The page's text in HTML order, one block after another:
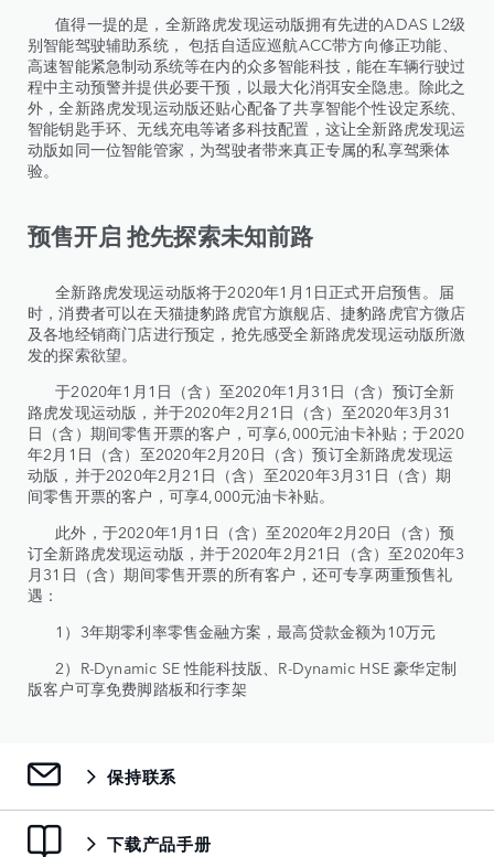
值得一提的是，全新路虎发现运动版拥有先进的ADAS L2级
别智能驾驶辅助系统， 包括自适应巡航ACC带方向修正功能、
高速智能紧急制动系统等在内的众多智能科技，能在车辆行驶过
程中主动预警并提供必要干预，以最大化消弭安全隐患。除此之
外，全新路虎发现运动版还贴心配备了共享智能个性设定系统、
智能钥匙手环、无线充电等诸多科技配置，这让全新路虎发现运
动版如同一位智能管家，为驾驶者带来真正专属的私享驾乘体
验。
预售开启 抢先探索未知前路
全新路虎发现运动版将于2020年1月1日正式开启预售。届
时，消费者可以在天猫捷豹路虎官方旗舰店、捷豹路虎官方微店
及各地经销商门店进行预定，抢先感受全新路虎发现运动版所激
发的探索欲望。
于2020年1月1日（含）至2020年1月31日（含）预订全新
路虎发现运动版，并于2020年2月21日（含）至2020年3月31
日（含）期间零售开票的客户，可享6,000元油卡补贴；于2020
年2月1日（含）至2020年2月20日（含）预订全新路虎发现运
动版，并于2020年2月21日（含）至2020年3月31日（含）期
间零售开票的客户，可享4,000元油卡补贴。
此外，于2020年1月1日（含）至2020年2月20日（含）预
订全新路虎发现运动版，并于2020年2月21日（含）至2020年3
月31日（含）期间零售开票的所有客户，还可专享两重预售礼
遇：
1）3年期零利率零售金融方案，最高贷款金额为10万元
2）R-Dynamic SE 性能科技版、R-Dynamic HSE 豪华定制
版客户可享免费脚踏板和行李架
保持联系
下载产品手册